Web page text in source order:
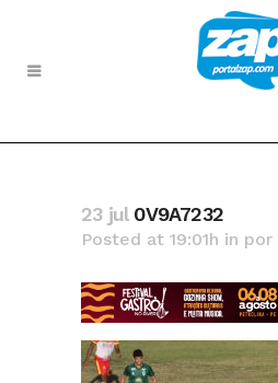
23 jul0V9A7232
Posted at 19:01h in por